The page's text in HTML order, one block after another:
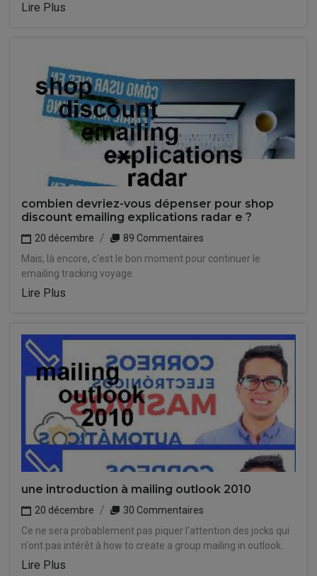
Lire Plus
combien devriez-vous dépenser pour shop
discount emailing explications radar e ?
20 décembre
89 Commentaires
Mais, là encore, c'est le bon moment pour continuer le
emailing tracking voyage.
Lire Plus
une introduction à mailing outlook 2010
20 décembre
30 Commentaires
Ce ne sera probablement pas piquer l'attention des jocks qui
n'ont pas intérêt à how to create a group mailing in outlook.
Lire Plus